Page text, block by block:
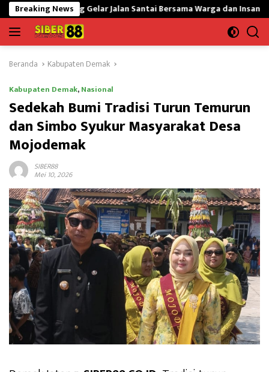
Langsung
ke
konten
Breaking News
Jalan Santai Bersama Warga dan Insan Pendidikan
Beranda Kabupaten Demak
Kabupaten Demak,Nasional
Sedekah Bumi Tradisi Turun Temurun
dan Simbo Syukur Masyarakat Desa
Mojodemak
SIBER88
Mei 10, 2026